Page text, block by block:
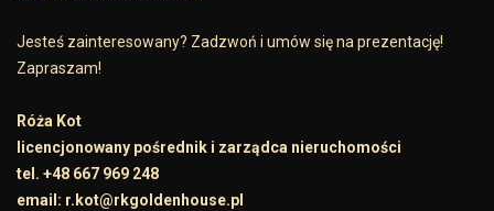
Jesteś zainteresowany? Zadzwoń i umów się na prezentację!
Zapraszam!
Róża Kot
licencjonowany pośrednik i zarządca nieruchomości
tel. +48 667 969 248
email: r.kot@rkgoldenhouse.pl